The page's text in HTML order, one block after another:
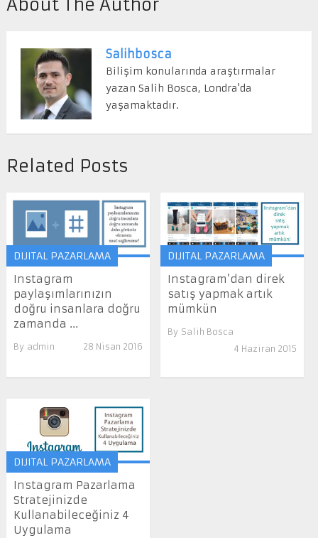
About The Author
Salihbosca
Bilişim konularında araştırmalar
yazan Salih Bosca, Londra'da
yaşamaktadır.
Related Posts
DIJITAL PAZARLAMA
Instagram
paylaşımlarınızın
doğru insanlara doğru
zamanda ...
By admin 28 Nisan 2016
DIJITAL PAZARLAMA
Instagram’dan direk
satış yapmak artık
mümkün
By Salih Bosca
4 Haziran 2015
DIJITAL PAZARLAMA
Instagram Pazarlama
Stratejinizde
Kullanabileceğiniz 4
Uygulama